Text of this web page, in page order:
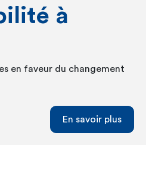
à
en faveur du changement
En savoir plus